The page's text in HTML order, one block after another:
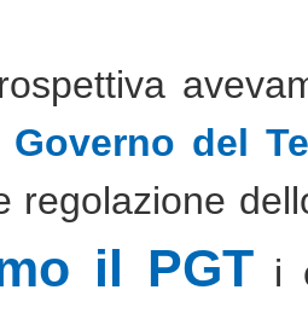
del
regolazione
il PGT i